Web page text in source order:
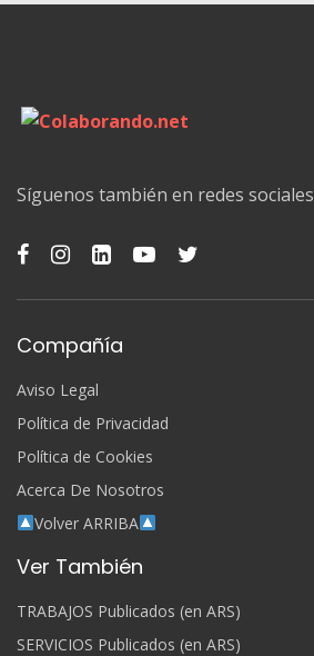
Síguenos también en redes sociales
Compañía
Aviso Legal
Política de Privacidad
Política de Cookies
Acerca De Nosotros
Volver ARRIBA
Ver También
TRABAJOS Publicados (en ARS)
SERVICIOS Publicados (en ARS)